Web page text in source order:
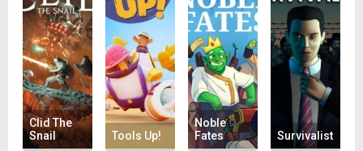
Clid The
Snail
Tools Up!
Noble
Fates
Survivalist